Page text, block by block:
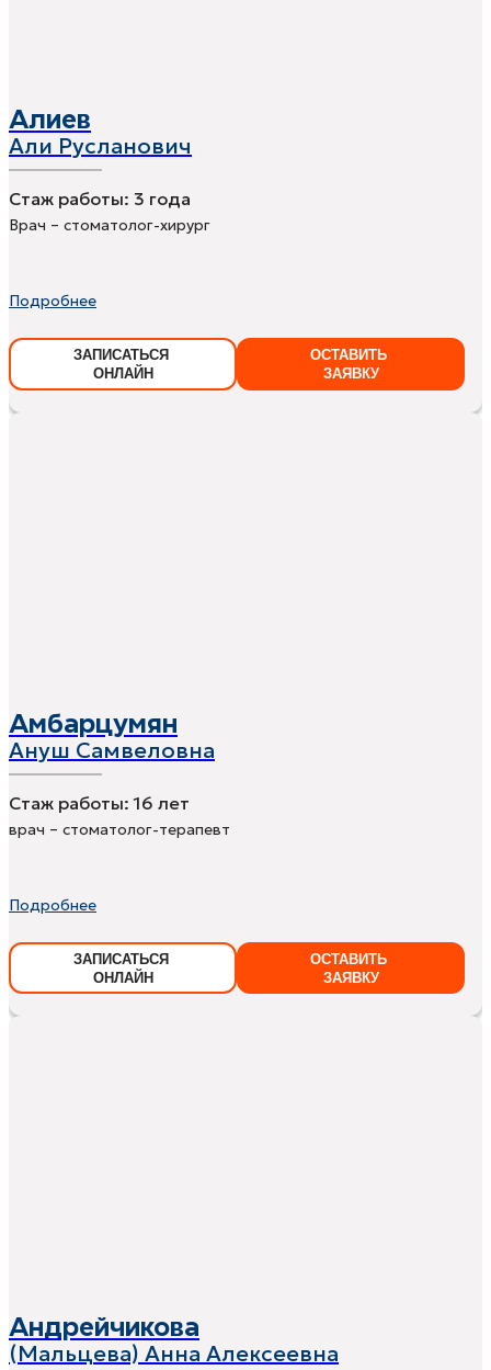
Алиев
Али Русланович
Стаж работы: 3 года
Врач – стоматолог-хирург
Подробнее
ЗАПИСАТЬСЯ
ОНЛАЙН
ОСТАВИТЬ
ЗАЯВКУ
Амбарцумян
Ануш Самвеловна
Стаж работы: 16 лет
врач – стоматолог-терапевт
Подробнее
ЗАПИСАТЬСЯ
ОНЛАЙН
ОСТАВИТЬ
ЗАЯВКУ
Андрейчикова
(Мальцева) Анна Алексеевна